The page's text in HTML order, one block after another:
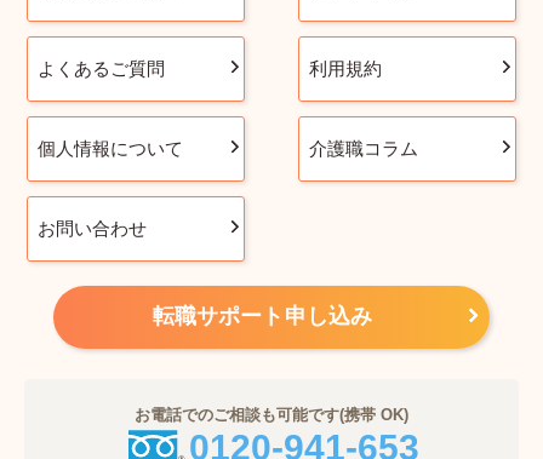
よくあるご質問 利用規約
個人情報について 介護職コラム
お問い合わせ
転職サポート申し込み
お電話でのご相談も可能です(携帯 OK)
0120-941-653